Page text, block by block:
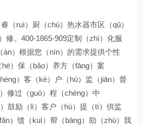
（ruì）厨（chú）热水器市区（qū）
修。400-1865-909定制（zhì）化服
àn）根据您（nín）的需求提供个性
hé）保（bǎo）养方（fāng）案
）客（kè）户（hù）监（jiān）督
修过（guò）程（chéng）中
鼓励（lì）客户（hù）提（tí）供监
）馈（kuì）帮（bāng）助（zhù）我